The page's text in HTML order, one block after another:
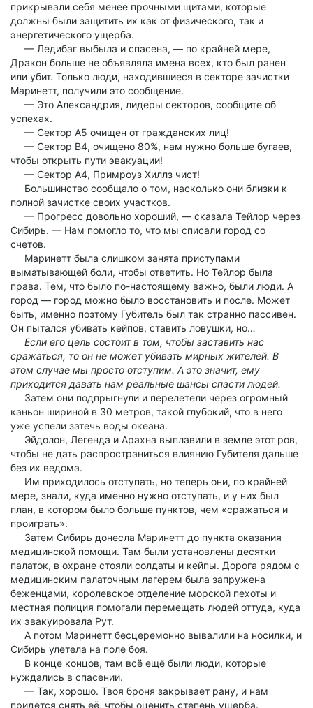
прикрывали себя менее прочными щитами, которые
должны были защитить их как от физического, так и
энергетического ущерба.
— Ледибаг выбыла и спасена, — по крайней мере,
Дракон больше не объявляла имена всех, кто был ранен
или убит. Только люди, находившиеся в секторе зачистки
Маринетт, получили это сообщение.
— Это Александрия, лидеры секторов, сообщите об
успехах.
— Сектор А5 очищен от гражданских лиц!
— Сектор В4, очищено 80%, нам нужно больше бугаев,
чтобы открыть пути эвакуации!
— Сектор А4, Примроуз Хиллз чист!
Большинство сообщало о том, насколько они близки к
полной зачистке своих участков.
— Прогресс довольно хороший, — сказала Тейлор через
Сибирь. — Нам помогло то, что мы списали город со
счетов.
Маринетт была слишком занята приступами
выматывающей боли, чтобы ответить. Но Тейлор была
права. Тем, что было по-настоящему важно, были люди. А
город — город можно было восстановить и после. Может
быть, именно поэтому Губитель был так странно пассивен.
Он пытался убивать кейпов, ставить ловушки, но…
Если его цель состоит в том, чтобы заставить нас
сражаться, то он не может убивать мирных жителей. В
этом случае мы просто отступим. А это значит, ему
приходится давать нам реальные шансы спасти людей.
Затем они подпрыгнули и перелетели через огромный
каньон шириной в 30 метров, такой глубокий, что в него
уже успели затечь воды океана.
Эйдолон, Легенда и Арахна выплавили в земле этот ров,
чтобы не дать распространиться влиянию Губителя дальше
без их ведома.
Им приходилось отступать, но теперь они, по крайней
мере, знали, куда именно нужно отступать, и у них был
план, в котором было больше пунктов, чем «сражаться и
проиграть».
Затем Сибирь донесла Маринетт до пункта оказания
медицинской помощи. Там были установлены десятки
палаток, в охране стояли солдаты и кейпы. Дорога рядом с
медицинским палаточным лагерем была запружена
беженцами, королевское отделение морской пехоты и
местная полиция помогали перемещать людей оттуда, куда
их эвакуировала Рут.
А потом Маринетт бесцеремонно вывалили на носилки, и
Сибирь улетела на поле боя.
В конце концов, там всё ещё были люди, которые
нуждались в спасении.
— Так, хорошо. Твоя броня закрывает рану, и нам
придётся снять её, чтобы оценить степень ущерба.